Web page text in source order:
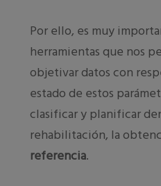
Por ello, es muy
herramientas que nos
objetivar datos con
estado de estos
clasificar y planificar
rehabilitación, la
referencia.